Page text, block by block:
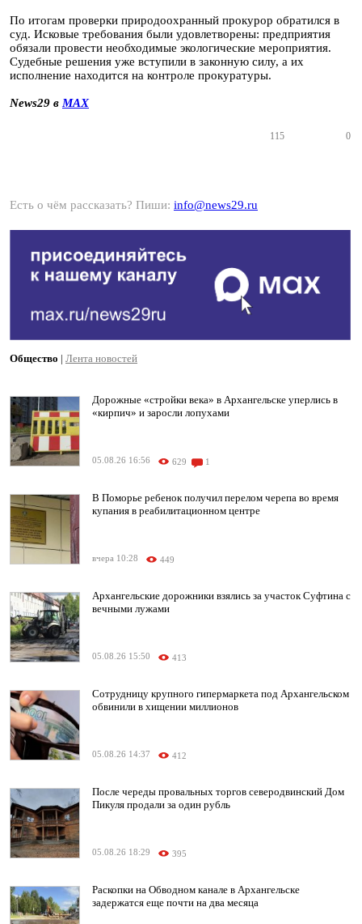
По итогам проверки природоохранный прокурор обратился в
суд. Исковые требования были удовлетворены: предприятия
обязали провести необходимые экологические мероприятия.
Судебные решения уже вступили в законную силу, а их
исполнение находится на контроле прокуратуры.
News29 в MAX
115 0
Есть о чём рассказать? Пиши: info@news29.ru
Общество | Лента новостей
Дорожные «стройки века» в Архангельске уперлись в
«кирпич» и заросли лопухами
05.08.26 16:56 629 1
В Поморье ребенок получил перелом черепа во время
купания в реабилитационном центре
вчера 10:28 449
Архангельские дорожники взялись за участок Суфтина с
вечными лужами
05.08.26 15:50 413
Сотрудницу крупного гипермаркета под Архангельском
обвинили в хищении миллионов
05.08.26 14:37 412
После череды провальных торгов северодвинский Дом
Пикуля продали за один рубль
05.08.26 18:29 395
Раскопки на Обводном канале в Архангельске
задержатся еще почти на два месяца